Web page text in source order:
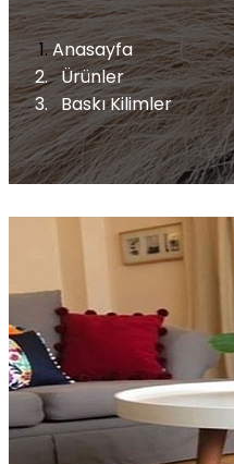
Anasayfa
Ürünler
Baskı Kilimler